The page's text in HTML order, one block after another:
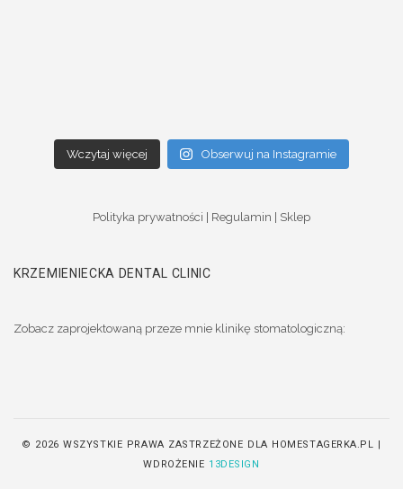
Wczytaj więcej Obserwuj na Instagramie
Polityka prywatności | Regulamin | Sklep
KRZEMIENIECKA DENTAL CLINIC
Zobacz zaprojektowaną przeze mnie klinikę stomatologiczną:
© 2026 WSZYSTKIE PRAWA ZASTRZEŻONE DLA HOMESTAGERKA.PL |
WDROŻENIE 13DESIGN